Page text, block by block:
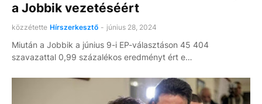
a Jobbik vezetéséért
közzétette Hírszerkesztő - június 28, 2024
Miután a Jobbik a június 9-i EP-választáson 45 404
szavazattal 0,99 százalékos eredményt ért e…